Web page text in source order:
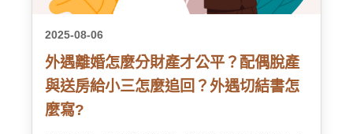
2025-08-06
外遇離婚怎麼分財產才公平？配偶脫產
與送房給小三怎麼追回？外遇切結書怎
麼寫?